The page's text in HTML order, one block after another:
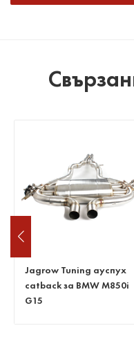
Jagrow Tuning
изпускателна тръба за
Porsche 718 cayman